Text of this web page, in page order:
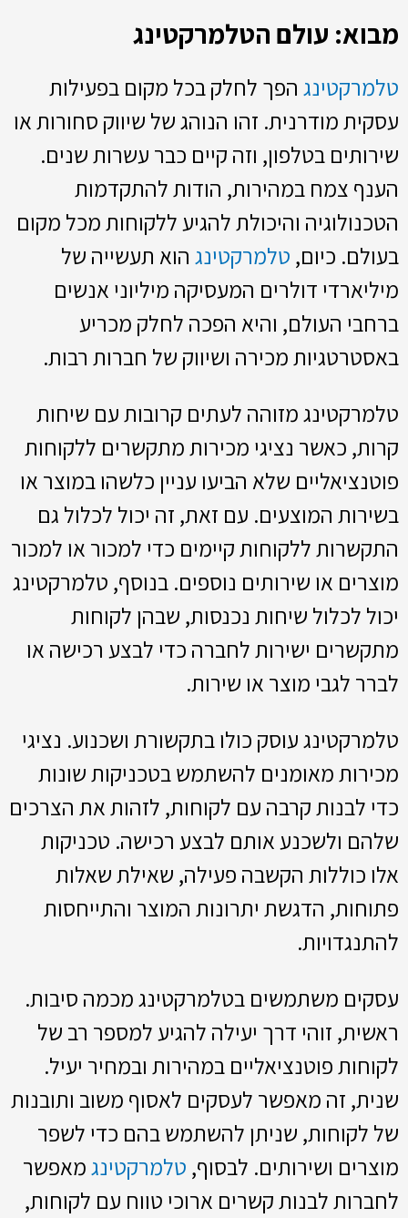
מבוא: עולם הטלמרקטינג
טלמרקטינג הפך לחלק בכל מקום בפעילות
עסקית מודרנית. זהו הנוהג של שיווק סחורות או
שירותים בטלפון, וזה קיים כבר עשרות שנים.
הענף צמח במהירות, הודות להתקדמות
הטכנולוגיה והיכולת להגיע ללקוחות מכל מקום
בעולם. כיום, טלמרקטינג הוא תעשייה של
מיליארדי דולרים המעסיקה מיליוני אנשים
ברחבי העולם, והיא הפכה לחלק מכריע
באסטרטגיות מכירה ושיווק של חברות רבות.
טלמרקטינג מזוהה לעתים קרובות עם שיחות
קרות, כאשר נציגי מכירות מתקשרים ללקוחות
פוטנציאליים שלא הביעו עניין כלשהו במוצר או
בשירות המוצעים. עם זאת, זה יכול לכלול גם
התקשרות ללקוחות קיימים כדי למכור או למכור
מוצרים או שירותים נוספים. בנוסף, טלמרקטינג
יכול לכלול שיחות נכנסות, שבהן לקוחות
מתקשרים ישירות לחברה כדי לבצע רכישה או
לברר לגבי מוצר או שירות.
טלמרקטינג עוסק כולו בתקשורת ושכנוע. נציגי
מכירות מאומנים להשתמש בטכניקות שונות
כדי לבנות קרבה עם לקוחות, לזהות את הצרכים
שלהם ולשכנע אותם לבצע רכישה. טכניקות
אלו כוללות הקשבה פעילה, שאילת שאלות
פתוחות, הדגשת יתרונות המוצר והתייחסות
להתנגדויות.
עסקים משתמשים בטלמרקטינג מכמה סיבות.
ראשית, זוהי דרך יעילה להגיע למספר רב של
לקוחות פוטנציאליים במהירות ובמחיר יעיל.
שנית, זה מאפשר לעסקים לאסוף משוב ותובנות
של לקוחות, שניתן להשתמש בהם כדי לשפר
מוצרים ושירותים. לבסוף, טלמרקטינגמאפשר
לחברות לבנות קשרים ארוכי טווח עם לקוחות,